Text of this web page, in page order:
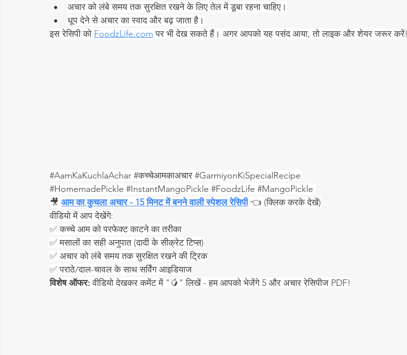
अचार को लंबे समय तक सुरक्षित रखने के लिए तेल में डूबा रहना चाहिए।
धूप देने से अचार का स्वाद और बढ़ जाता है।
इस रेसिपी को FoodzLife.com पर भी देख सकते हैं। अगर आपको यह पसंद आया, तो लाइक और शेयर जरूर करें!
#AamKaKuchlaAchar #कच्चेआमकाअचार #GarmiyonKiSpecialRecipe
#HomemadePickle #InstantMangoPickle #FoodzLife #MangoPickle
🎥 आम का कुचला अचार - 15 मिनट में बनने वाली स्पेशल रेसिपी 👈 (क्लिक करके देखें)
वीडियो में आप देखेंगे:
✅ कच्चे आम को परफेक्ट काटने का तरीका
✅ मसालों का सही अनुपात (दादी के सीक्रेट टिप्स)
✅ अचार को लंबे समय तक सुरक्षित रखने की ट्रिक
✅ पराठे/दाल-चावल के साथ सर्विंग आइडियाज
विशेष ऑफर: वीडियो देखकर कमेंट में "🥭" लिखें - हम आपको भेजेंगे 5 और अचार रेसिपीज PDF!